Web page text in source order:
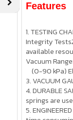
Features
1. TESTING
Integrity Tests
available
Vacuum
(0-90 kPa)
3. VACUUM
4. DURABLE
springs are
5.